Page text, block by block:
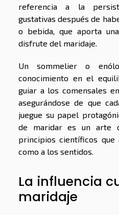
referencia a la
gustativas después de
o bebida, que aporta
disfrute del maridaje.
Un sommelier o
conocimiento en el
guiar a los comensales
asegurándose de que
juegue su papel
de maridar es un arte
principios científicos
como a los sentidos.
La influencia
maridaje